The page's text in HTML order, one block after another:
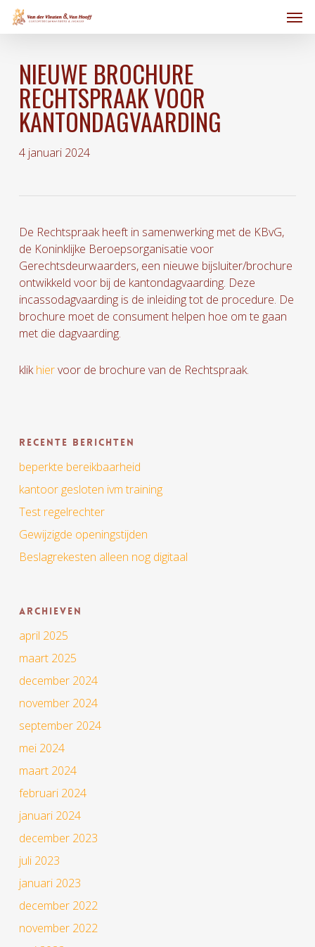
Skip
NIEUWE BROCHURE
RECHTSPRAAK VOOR
KANTONDAGVAARDING
4 januari 2024
De Rechtspraak heeft in samenwerking met de KBvG,
de Koninklijke Beroepsorganisatie voor
Gerechtsdeurwaarders, een nieuwe bijsluiter/brochure
ontwikkeld voor bij de kantondagvaarding. Deze
incassodagvaarding is de inleiding tot de procedure. De
brochure moet de consument helpen hoe om te gaan
met die dagvaarding.
klikhiervoor de brochure van de Rechtspraak.
Recente berichten
beperkte bereikbaarheid
kantoor gesloten ivm training
Test regelrechter
Gewijzigde openingstijden
Beslagrekesten alleen nog digitaal
Archieven
april 2025
maart 2025
december 2024
november 2024
september 2024
mei 2024
maart 2024
februari 2024
januari 2024
december 2023
juli 2023
januari 2023
december 2022
november 2022